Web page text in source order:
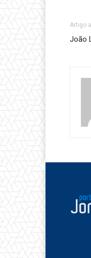
Artigo
João